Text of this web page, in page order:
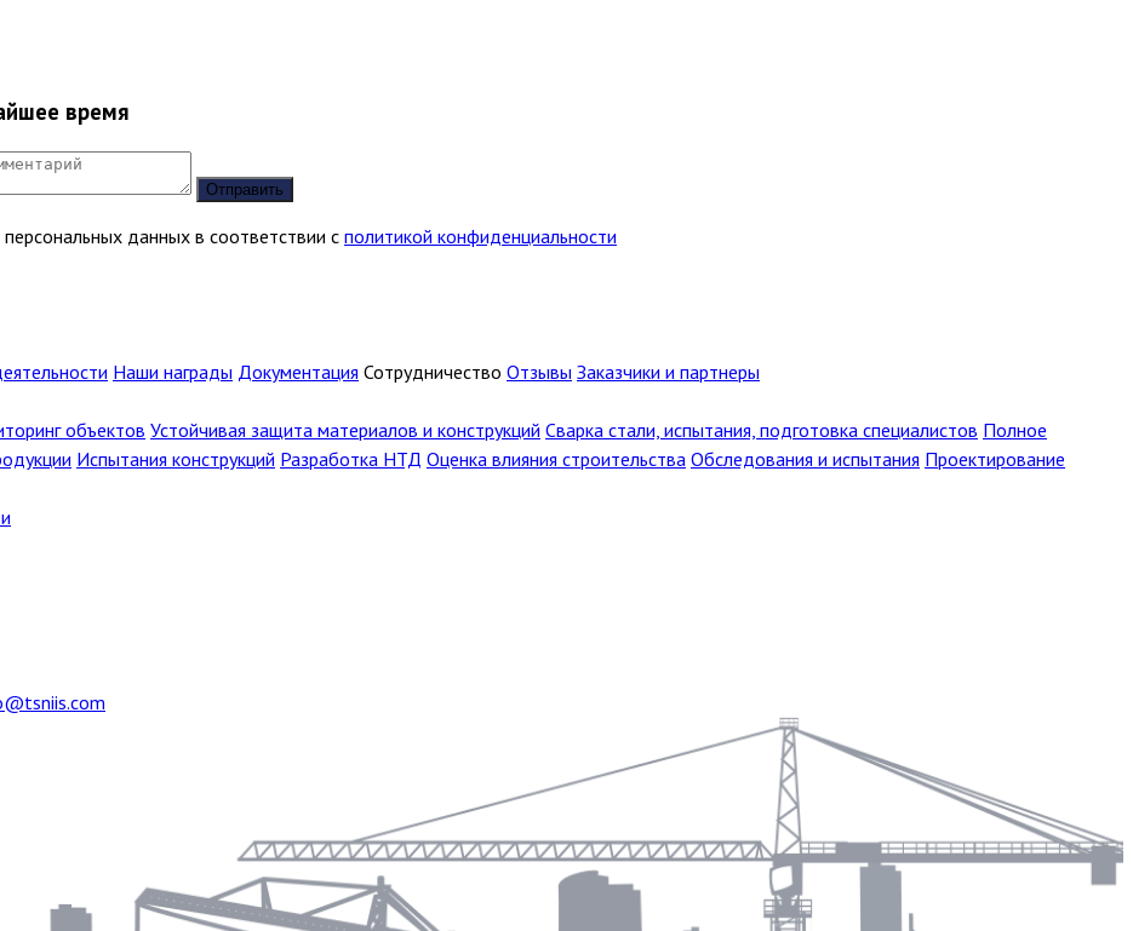
время
Отправить
данных в соответствии с политикой конфиденциальности
Наши награды Документация Сотрудничество Отзывы Заказчики и партнеры
объектов Устойчивая защита материалов и конструкций Сварка стали, испытания, подготовка специалистов Полное
Испытания конструкций Разработка НТД Оценка влияния строительства Обследования и испытания Проектирование